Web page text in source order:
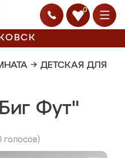
0
→ ДЕТСКАЯ ДЛЯ
Фут"
голосов)